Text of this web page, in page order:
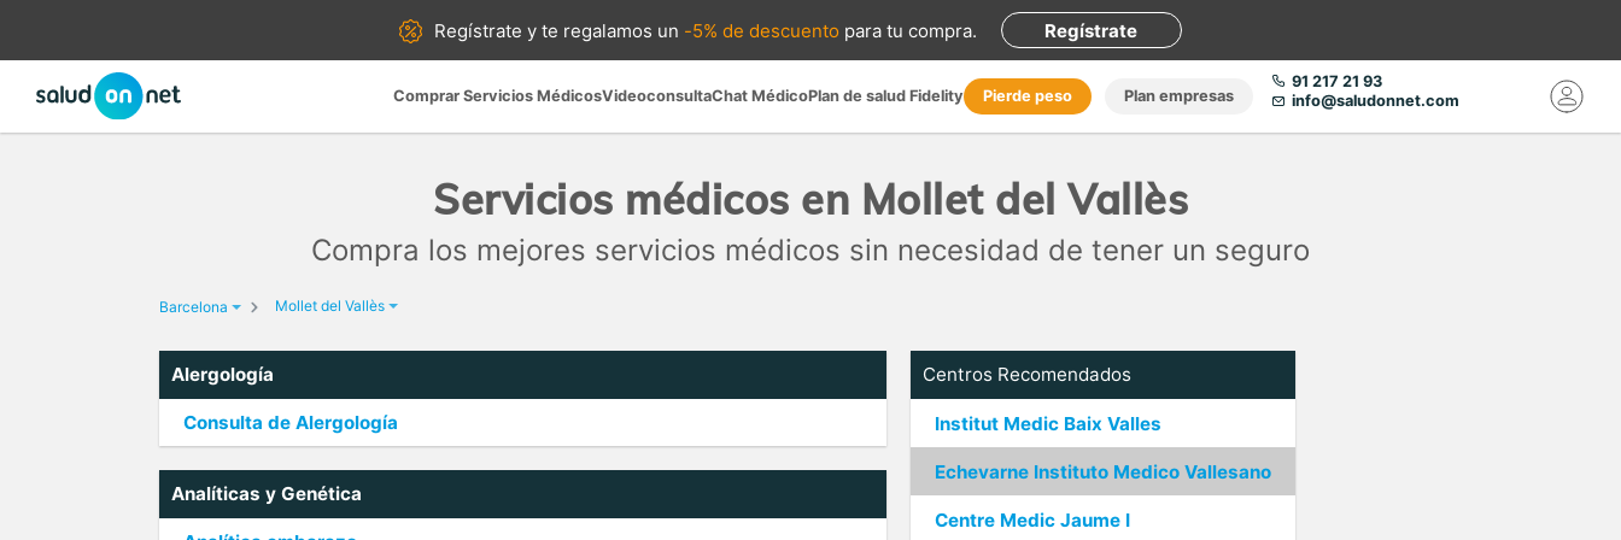
Regístrate yte regalamos un -5% de descuento para tu compra. Regístrate
Comprar Servicios MédicosVideoconsultaChat MédicoPlan de salud Fidelity Pierde peso Plan empresas
91 217 21 93
info@saludonnet.com
Servicios médicos en Mollet del Vallès
Compra los mejores servicios médicos sin necesidad de tener un seguro
Barcelona Mollet del Vallès
Alergología
Consulta de Alergología
Analíticas y Genética
Centros Recomendados
Institut Medic Baix Valles
Echevarne Instituto Medico Vallesano
Centre Medic Jaume I